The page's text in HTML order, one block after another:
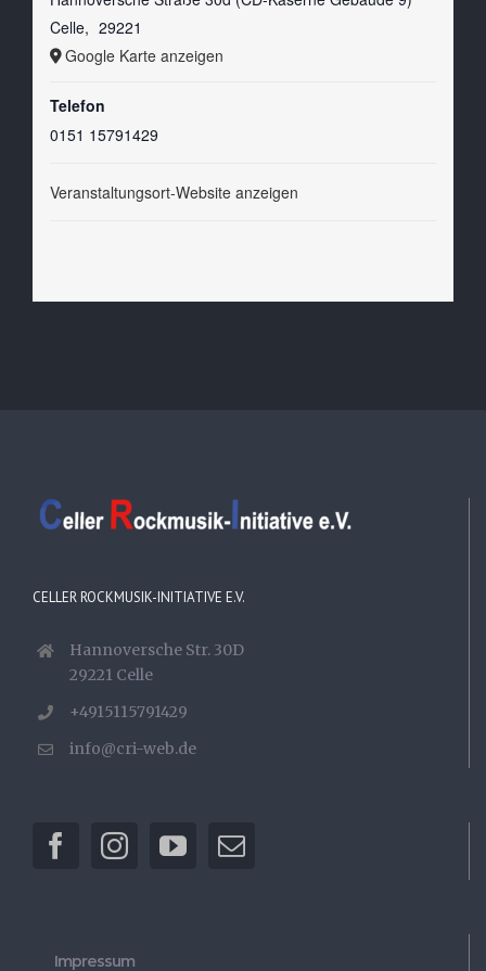
Celle, 29221
Google Karte anzeigen
Telefon
0151 15791429
Veranstaltungsort-Website anzeigen
CELLER ROCKMUSIK-INITIATIVE E.V.
Hannoversche Str. 30D
29221 Celle
+4915115791429
info@cri-web.de
Impressum